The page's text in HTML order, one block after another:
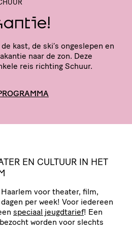
kast, de ski’s ongeslepen en
naar de zon. Deze
reis richting Schuur.
EN CULTUUR IN HET
voor theater, film,
per week! Voor iedereen
speciaal jeugdtarief! Een
worden voor slechts